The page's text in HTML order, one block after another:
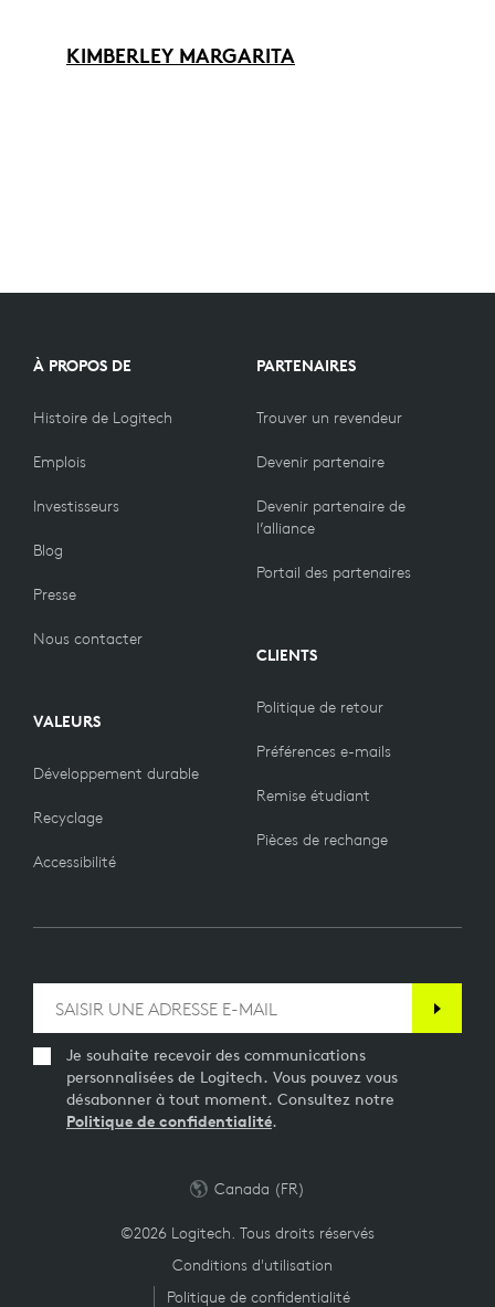
KIMBERLEY MARGARITA
À PROPOS DE
Histoire de Logitech
Emplois
Investisseurs
Blog
Presse
Nous contacter
VALEURS
Développement durable
Recyclage
Accessibilité
PARTENAIRES
Trouver un revendeur
Devenir partenaire
Devenir partenaire de
l’alliance
Portail des partenaires
CLIENTS
Politique de retour
Préférences e-mails
Remise étudiant
Pièces de rechange
Je souhaite recevoir des communications
personnalisées de Logitech. Vous pouvez vous
désabonner à tout moment. Consultez notre
Politique de confidentialité.
©2026 Logitech. Tous droits réservés
Conditions d'utilisation
Politique de confidentialité
Canada (FR)